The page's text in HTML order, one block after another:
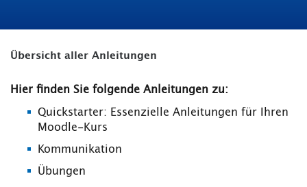
Übersicht aller Anleitungen
Hier finden Sie folgende Anleitungen zu:
Quickstarter: Essenzielle Anleitungen für Ihren
Moodle-Kurs
Kommunikation
Übungen